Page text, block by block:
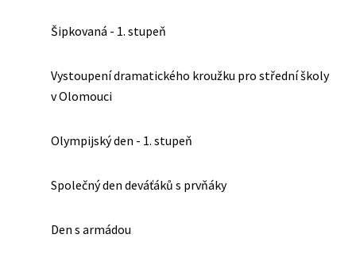
Šipkovaná - 1. stupeň
Vystoupení dramatického kroužku pro střední školy
v Olomouci
Olympijský den - 1. stupeň
Společný den deváťáků s prvňáky
Den s armádou